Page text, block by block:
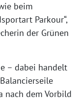
beim
Parkour“,
der Grünen
– dabei handelt
nach dem Vorbild